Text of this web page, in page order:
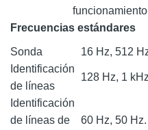
Frecuencias estándares
Sonda
16 Hz, 512
Identificación
de líneas
128 Hz, 1
Identificación
de líneas de
60 Hz, 50 Hz.